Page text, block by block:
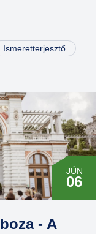
Ismeretterjesztő
JÚN
06
- A